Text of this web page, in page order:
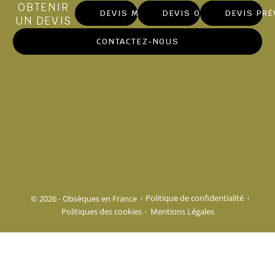
OBTENIR
UN DEVIS
DEVIS MARBRERIEDEVIS OBSÈQUES
DEVIS
CONTACTEZ-NOUS
© 2026 - Obsèques en France
Politique de confidentialité
Politiques des cookies
Mentions Légales